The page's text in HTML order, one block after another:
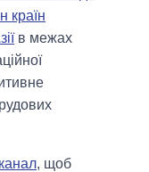
країн
в межах
, щоб